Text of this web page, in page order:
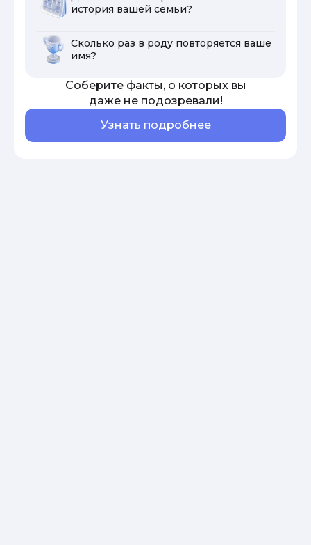
история вашей семьи?
Сколько раз в роду повторяется ваше
имя?
Соберите факты, о которых вы
даже не подозревали!
Узнать подробнее